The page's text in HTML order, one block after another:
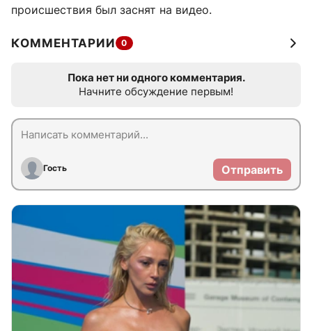
происшествия был заснят на видео.
КОММЕНТАРИИ 0
Пока нет ни одного комментария.
Начните обсуждение первым!
Гость Отправить